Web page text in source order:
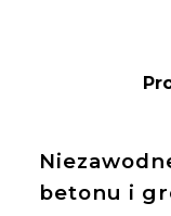
betonu i